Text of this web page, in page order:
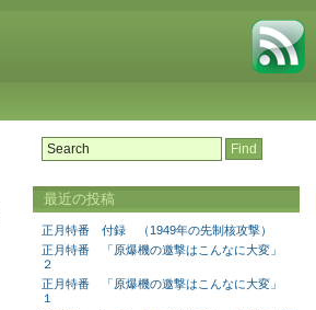
最近の投稿
正月特番 付録 （1949年の先制核攻撃）
正月特番 「原爆機の邀撃はこんなに大変」
２
正月特番 「原爆機の邀撃はこんなに大変」
１